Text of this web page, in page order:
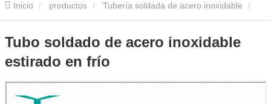
Inicio productos Tubería soldada de acero inoxidable
Tubo soldado de acero inoxidable
estirado en frío